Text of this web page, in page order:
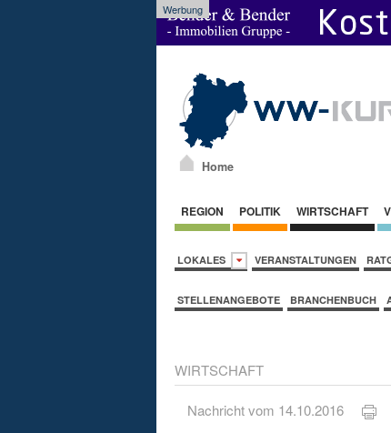
Werbung
Home
REGION POLITIK WIRTSCHAFT
LOKALES VERANSTALTUNGEN
STELLENANGEBOTE BRANCHENBUCH
WIRTSCHAFT
Nachricht vom 14.10.2016